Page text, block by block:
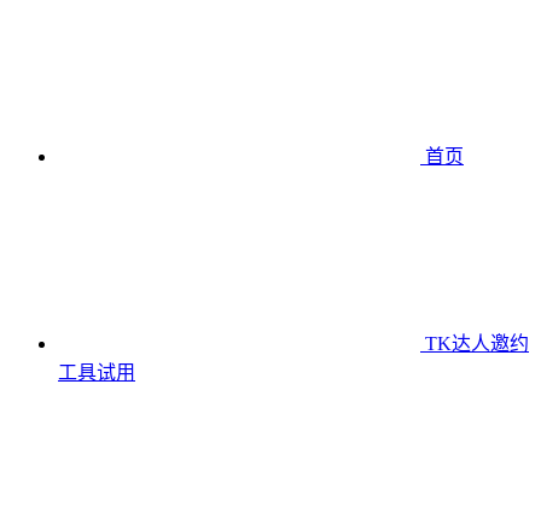
首页
TK达人邀约
工具试用